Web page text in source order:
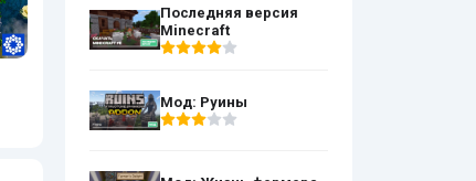
Последняя версия
Minecraft
Мод: Руины